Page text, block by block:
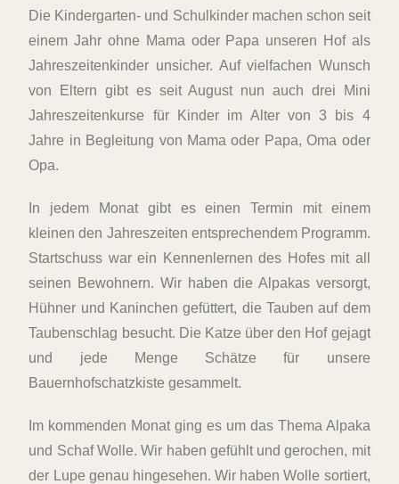
Die Kindergarten- und Schulkinder machen schon seit
einem Jahr ohne Mama oder Papa unseren Hof als
Jahreszeitenkinder unsicher. Auf vielfachen Wunsch
von Eltern gibt es seit August nun auch drei Mini
Jahreszeitenkurse für Kinder im Alter von 3 bis 4
Jahre in Begleitung von Mama oder Papa, Oma oder
Opa.
In jedem Monat gibt es einen Termin mit einem
kleinen den Jahreszeiten entsprechendem Programm.
Startschuss war ein Kennenlernen des Hofes mit all
seinen Bewohnern. Wir haben die Alpakas versorgt,
Hühner und Kaninchen gefüttert, die Tauben auf dem
Taubenschlag besucht. Die Katze über den Hof gejagt
und jede Menge Schätze für unsere
Bauernhofschatzkiste gesammelt.
Im kommenden Monat ging es um das Thema Alpaka
und Schaf Wolle. Wir haben gefühlt und gerochen, mit
der Lupe genau hingesehen. Wir haben Wolle sortiert,